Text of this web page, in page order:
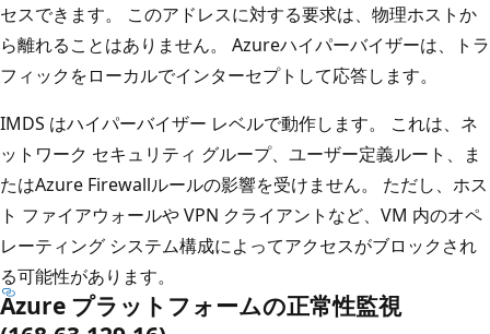
セスできます。 このアドレスに対する要求は、物理ホストか
ら離れることはありません。 Azureハイパーバイザーは、トラ
フィックをローカルでインターセプトして応答します。
IMDS はハイパーバイザー レベルで動作します。 これは、ネ
ットワーク セキュリティ グループ、ユーザー定義ルート、ま
たはAzure Firewallルールの影響を受けません。 ただし、ホス
ト ファイアウォールや VPN クライアントなど、VM 内のオペ
レーティング システム構成によってアクセスがブロックされ
る可能性があります。
Azure プラットフォームの正常性監視